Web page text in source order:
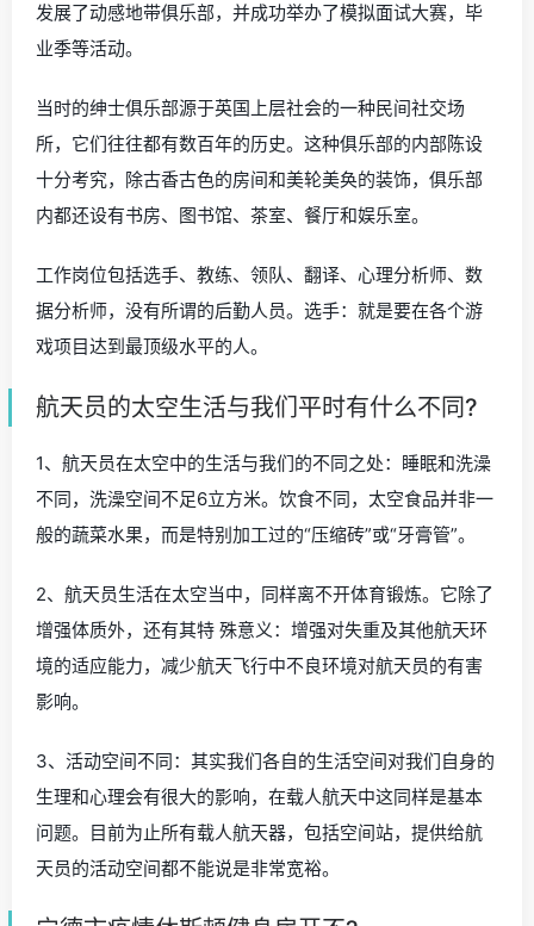
发展了动感地带俱乐部，并成功举办了模拟面试大赛，毕
业季等活动。
当时的绅士俱乐部源于英国上层社会的一种民间社交场
所，它们往往都有数百年的历史。这种俱乐部的内部陈设
十分考究，除古香古色的房间和美轮美奂的装饰，俱乐部
内都还设有书房、图书馆、茶室、餐厅和娱乐室。
工作岗位包括选手、教练、领队、翻译、心理分析师、数
据分析师，没有所谓的后勤人员。选手：就是要在各个游
戏项目达到最顶级水平的人。
航天员的太空生活与我们平时有什么不同?
1、航天员在太空中的生活与我们的不同之处：睡眠和洗澡
不同，洗澡空间不足6立方米。饮食不同，太空食品并非一
般的蔬菜水果，而是特别加工过的“压缩砖”或“牙膏管”。
2、航天员生活在太空当中，同样离不开体育锻炼。它除了
增强体质外，还有其特 殊意义：增强对失重及其他航天环
境的适应能力，减少航天飞行中不良环境对航天员的有害
影响。
3、活动空间不同：其实我们各自的生活空间对我们自身的
生理和心理会有很大的影响，在载人航天中这同样是基本
问题。目前为止所有载人航天器，包括空间站，提供给航
天员的活动空间都不能说是非常宽裕。